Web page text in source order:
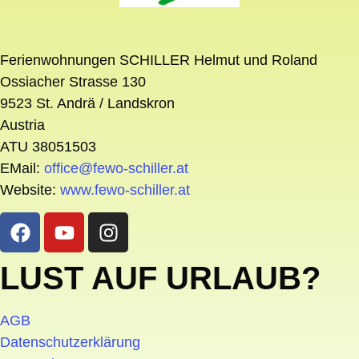
Ferienwohnungen SCHILLER Helmut und Roland
Ossiacher Strasse 130
9523 St. Andrä / Landskron
Austria
ATU 38051503
EMail: office@fewo-schiller.at
Website: www.fewo-schiller.at
LUST AUF URLAUB?
AGB
Datenschutzerklärung